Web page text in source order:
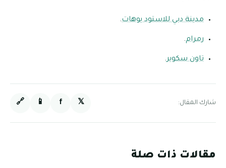
مدينة دبي للاستود يوهات.
رمرام.
تاون سكوير.
شارك المقال: 𝕏
f
📱
🔗
مقالات ذات صلة